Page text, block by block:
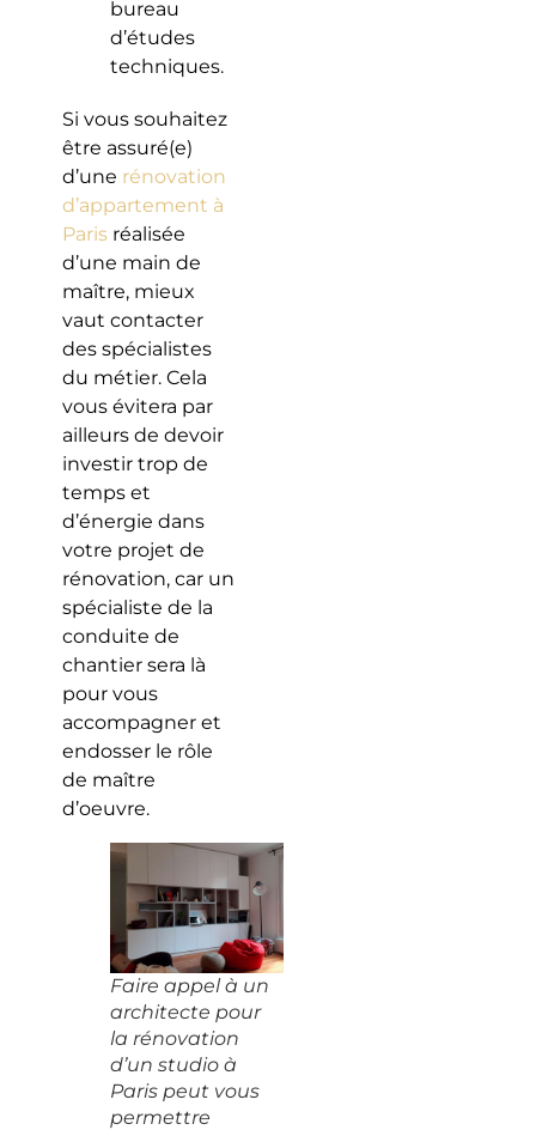
bureau
d’études
techniques.
Si vous souhaitez
être assuré(e)
d’une rénovation
d’appartement à
Parisréalisée
d’une main de
maître, mieux
vaut contacter
des spécialistes
du métier. Cela
vous évitera par
ailleurs de devoir
investir trop de
temps et
d’énergie dans
votre projet de
rénovation, car un
spécialiste de la
conduite de
chantier sera là
pour vous
accompagner et
endosser le rôle
de maître
d’oeuvre.
Faire appel à un
architecte pour
la rénovation
d’un studio à
Paris peut vous
permettre